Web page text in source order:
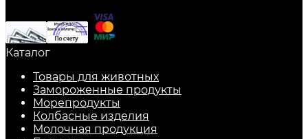
Каталог
Товары для животных
Замороженные продукты
Морепродукты
Колбасные изделия
Молочная продукция